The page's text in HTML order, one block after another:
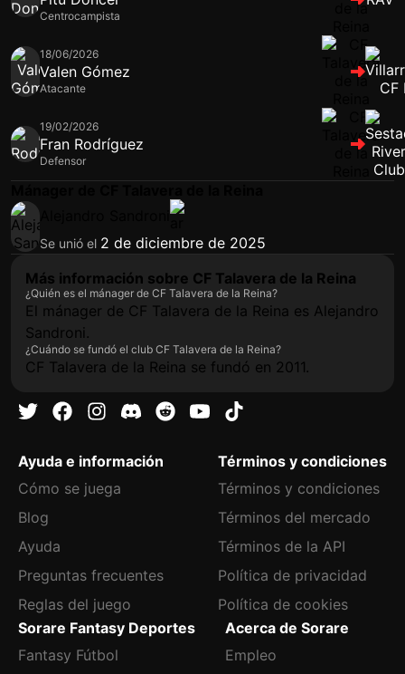
Centrocampista
18/06/2026
Valen Gómez
Atacante
19/02/2026
Fran Rodríguez
Defensor
Se unió el 2 de diciembre de 2025
Más información sobre CF Talavera de la Reina
¿Quién es el mánager de CF Talavera de la Reina?
El mánager de CF Talavera de la Reina es Alejandro
Sandroni.
¿Cuándo se fundó el club CF Talavera de la Reina?
CF Talavera de la Reina se fundó en 2011.
Ayuda e información
Cómo se juega
Blog
Ayuda
Preguntas frecuentes
Reglas del juego
Términos y condiciones
Términos y condiciones
Términos del mercado
Términos de la API
Política de privacidad
Política de cookies
Sorare Fantasy Deportes
Fantasy Fútbol
Acerca de Sorare
Empleo